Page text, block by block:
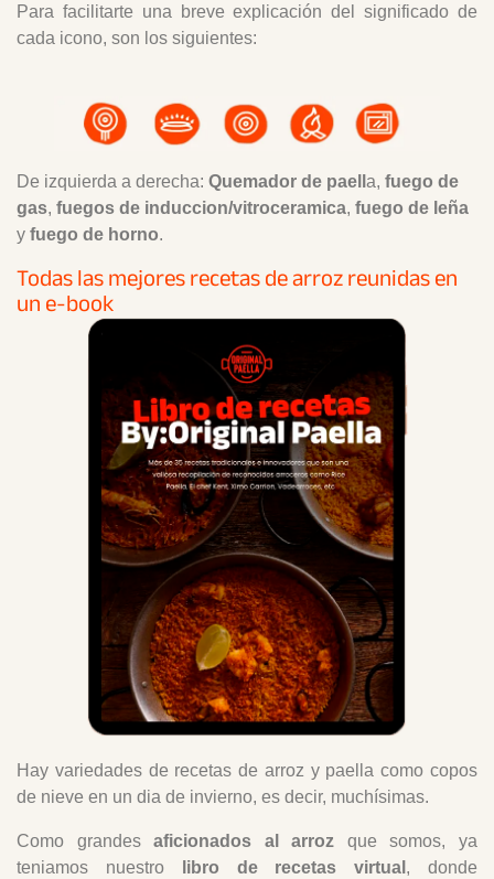
Para facilitarte una breve explicación del significado de
cada icono, son los siguientes:
De izquierda a derecha: Quemador de paell a, fuego de
gas, fuegos de induccion/vitroceramica, fuego de leña
y fuego de horno.
Todas las mejores recetas de arroz reunidas en
un e-book
Hay variedades de recetas de arroz y paella como copos
de nieve en un dia de invierno, es decir, muchísimas.
Como grandesaficionados al arroz que somos, ya
teniamos nuestro
libro de recetas virtual , donde